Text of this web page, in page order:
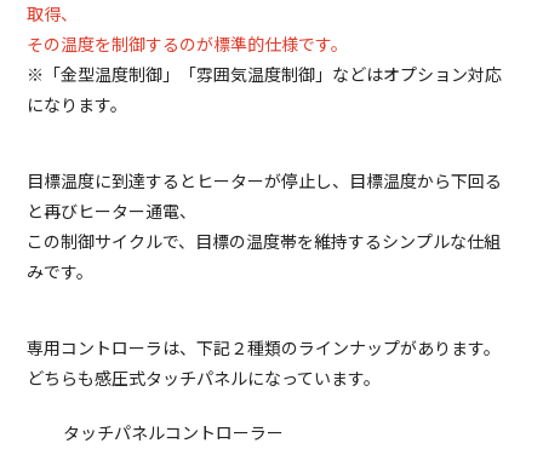
取得、
その温度を制御するのが標準的仕様です。
※「金型温度制御」「雰囲気温度制御」などはオプション対応
になります。
目標温度に到達するとヒーターが停止し、目標温度から下回る
と再びヒーター通電、
この制御サイクルで、目標の温度帯を維持するシンプルな仕組
みです。
専用コントローラは、下記２種類のラインナップがあります。
どちらも感圧式タッチパネルになっています。
タッチパネルコントローラー